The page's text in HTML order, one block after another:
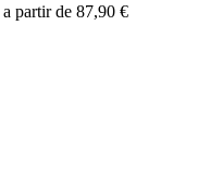
a partir de 87,90 €